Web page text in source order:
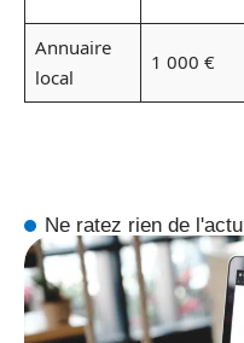
Annuaire
local
1 000 €
Ne ratez rien de l'actu